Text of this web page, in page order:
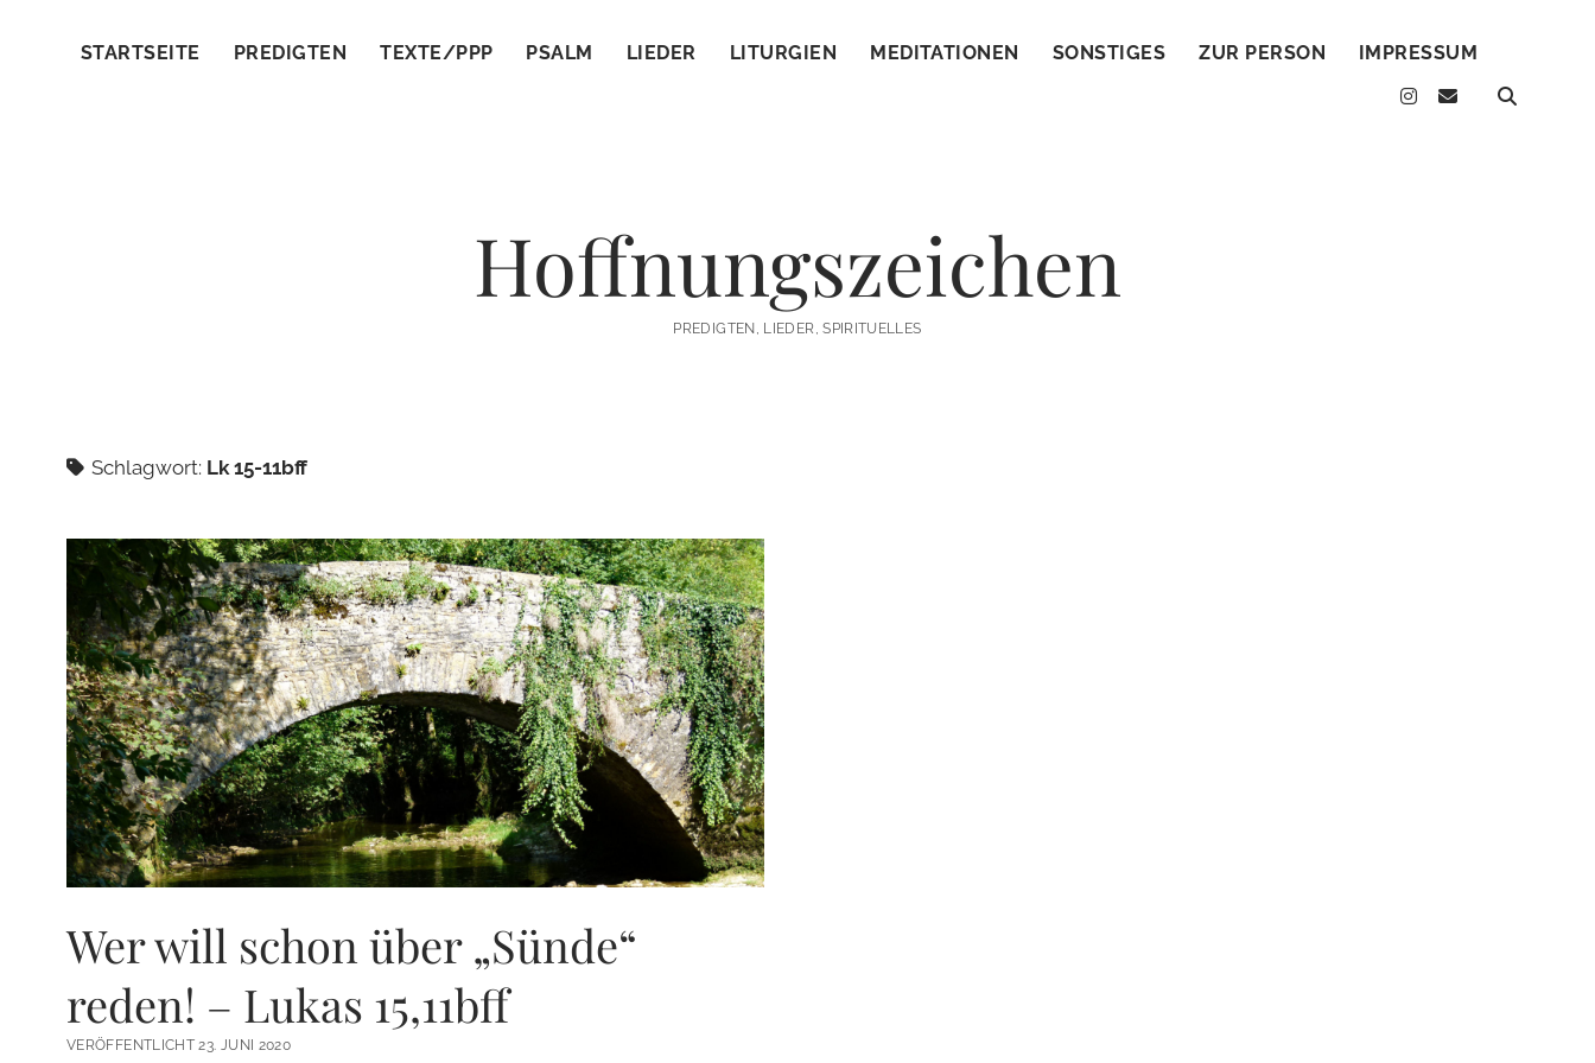
STARTSEITE PREDIGTEN TEXTE/PPP PSALM LIEDER LITURGIEN MEDITATIONEN SONSTIGES ZUR PERSON
IMPRESSUM
instagram
email
Hoffnungszeichen
PREDIGTEN, LIEDER, SPIRITUELLES
Schlagwort: Lk 15-11bff
Wer will schon über „Sünde“
reden! – Lukas 15,11bff
VERÖFFENTLICHT 23. JUNI 2020